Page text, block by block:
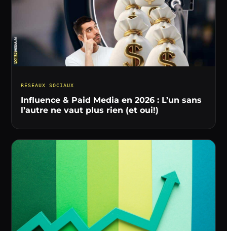
RÉSEAUX SOCIAUX
Influence & Paid Media en 2026 : L’un sans
l’autre ne vaut plus rien (et oui!)